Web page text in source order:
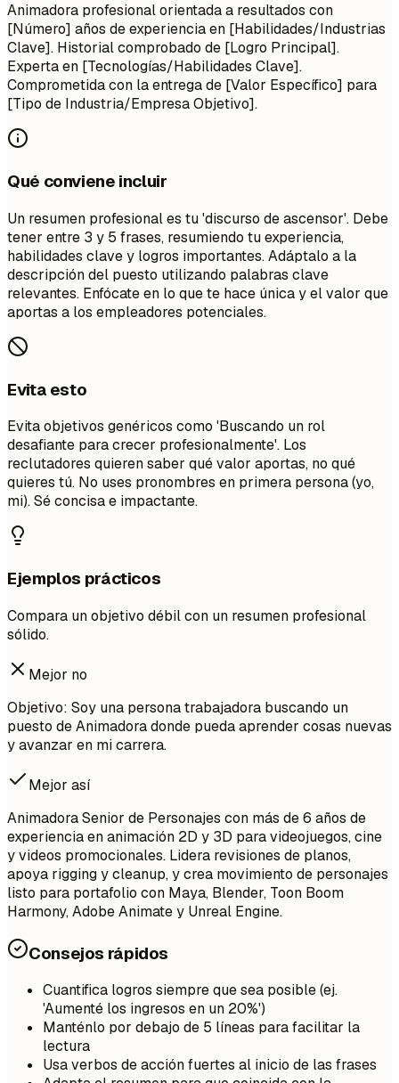
Animadora profesional orientada a resultados con
[Número] años de experiencia en [Habilidades/Industrias
Clave]. Historial comprobado de [Logro Principal].
Experta en [Tecnologías/Habilidades Clave].
Comprometida con la entrega de [Valor Específico] para
[Tipo de Industria/Empresa Objetivo].
Qué conviene incluir
Un resumen profesional es tu 'discurso de ascensor'. Debe
tener entre 3 y 5 frases, resumiendo tu experiencia,
habilidades clave y logros importantes. Adáptalo a la
descripción del puesto utilizando palabras clave
relevantes. Enfócate en lo que te hace única y el valor que
aportas a los empleadores potenciales.
Evita esto
Evita objetivos genéricos como 'Buscando un rol
desafiante para crecer profesionalmente'. Los
reclutadores quieren saber qué valor aportas, no qué
quieres tú. No uses pronombres en primera persona (yo,
mi). Sé concisa e impactante.
Ejemplos prácticos
Compara un objetivo débil con un resumen profesional
sólido.
Mejor no
Objetivo: Soy una persona trabajadora buscando un
puesto de Animadora donde pueda aprender cosas nuevas
y avanzar en mi carrera.
Mejor así
Animadora Senior de Personajes con más de 6 años de
experiencia en animación 2D y 3D para videojuegos, cine
y videos promocionales. Lidera revisiones de planos,
apoya rigging y cleanup, y crea movimiento de personajes
listo para portafolio con Maya, Blender, Toon Boom
Harmony, Adobe Animate y Unreal Engine.
Consejos rápidos
Cuantifica logros siempre que sea posible (ej.
'Aumenté los ingresos en un 20%')
Manténlo por debajo de 5 líneas para facilitar la
lectura
Usa verbos de acción fuertes al inicio de las frases